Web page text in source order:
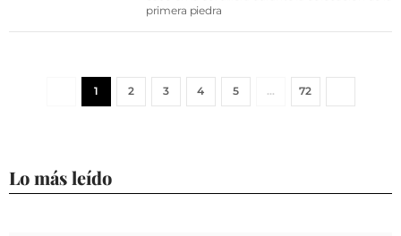
primera piedra
1 2 3 4 5 … 72
Lo más leído